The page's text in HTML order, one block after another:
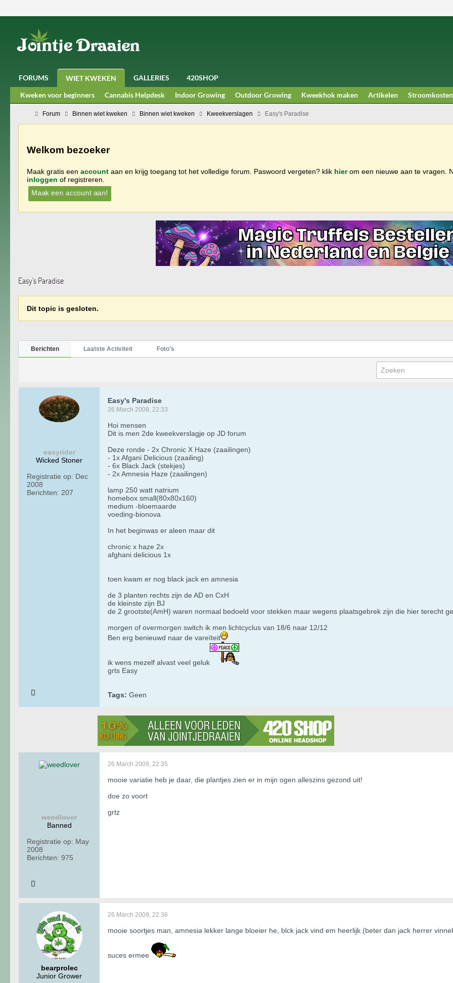
FORUMS WIET KWEKEN GALLERIES
420SHOP
Kweken voor beginners
Cannabis Helpdesk Indoor Growing Outdoor Growing Kweekhok maken Artikelen Stroomkosten
Forum Binnen wiet kweken Binnen wiet kweken Kweekverslagen Easy's Paradise
Welkom bezoeker
Maak gratis een account aan en krijg toegang tot het volledige forum. Paswoord vergeten? klik hierom een nieuwe aan te vragen.
inloggen of registreren.
Maak een account aan!
Easy's Paradise
Dit topic is gesloten.
Berichten Laatste Activiteit Foto's
easyrider
Wicked Stoner
Registratie op: Dec
2008
Berichten: 207
Easy's Paradise
26 March 2009, 22:33
Hoi mensen
Dit is men 2de kweekverslagje op JD forum
Deze ronde - 2x Chronic X Haze (zaailingen)
- 1x Afgani Delicious (zaailing)
- 6x Black Jack (stekjes)
- 2x Amnesia Haze (zaailingen)
lamp 250 watt natrium
homebox small(80x80x160)
medium -bloemaarde
voeding-bionova
In het beginwas er aleen maar dit
chronic x haze 2x
afghani delicious 1x
toen kwam er nog black jack en amnesia
de 3 planten rechts zijn de AD en CxH
de kleinste zijn BJ
de 2 grootste(AmH) waren normaal bedoeld voor stekken maar wegens plaatsgebrek zijn die hier terecht
morgen of overmorgen switch ik men lichtcyclus van 18/6 naar 12/12
Ben erg benieuwd naar de vareïteit
ik wens mezelf alvast veel geluk
grts Easy
Tags: Geen
weedlover
Banned
Registratie op: May
2008
Berichten: 975
26 March 2009, 22:35
mooie variatie heb je daar, die plantjes zien er in mijn ogen alleszins gezond uit!
doe zo voort
grtz
bearprolec
Junior Grower
26 March 2009, 22:36
mooie soortjes man, amnesia lekker lange bloeier he, blck jack vind em heerlijk (beter dan jack herrer
suces ermee